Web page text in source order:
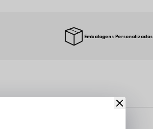
Embalagens Personalizadas